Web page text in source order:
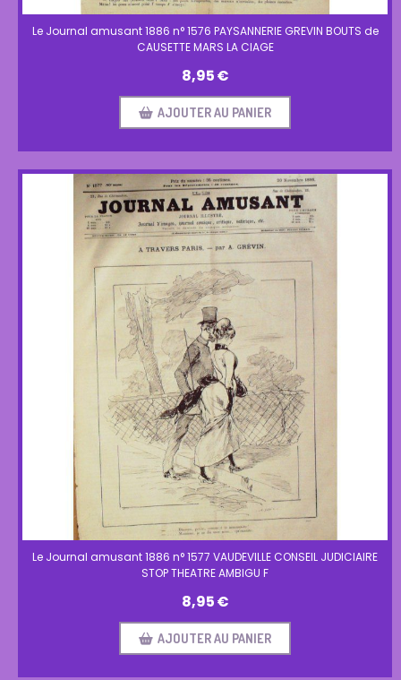
Le Journal amusant 1886 n° 1576 PAYSANNERIE GREVIN BOUTS de
CAUSETTE MARS LA CIAGE
8,95€
AJOUTER AU PANIER
Le Journal amusant 1886 n° 1577 VAUDEVILLE CONSEIL JUDICIAIRE
STOP THEATRE AMBIGU F
8,95€
AJOUTER AU PANIER